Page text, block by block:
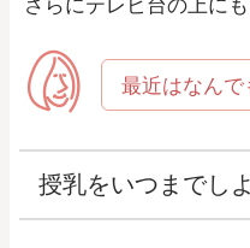
最近はなん
授乳をいつまでし